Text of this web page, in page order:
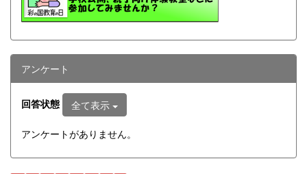
アンケート
回答状態 全て表示
アンケートがありません。